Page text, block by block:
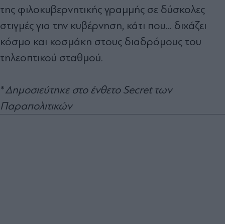
της φιλοκυβερνητικής γραµµής σε δύσκολες
στιγµές για την κυβέρνηση, κάτι που... διχάζει
κόσµο και κοσµάκη στους διαδρόµους του
τηλεοπτικού σταθµού.
*Δημοσιεύτηκε στο ένθετο Secret των
Παραπολιτικών